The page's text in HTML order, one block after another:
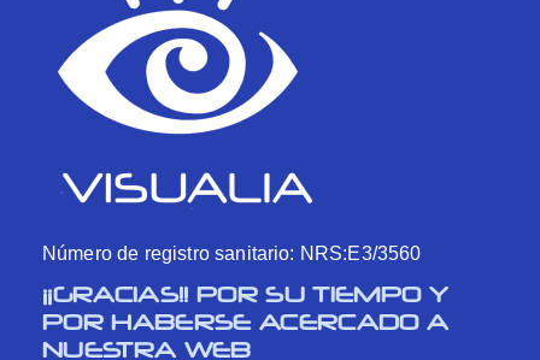
Número de registro sanitario: NRS:E3/3560
¡¡GRACIAS!! POR SU TIEMPO Y
POR HABERSE ACERCADO A
NUESTRA WEB